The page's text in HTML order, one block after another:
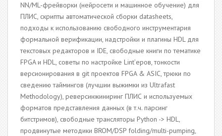
NN/ML-фрейворки (нейросети и машинное обучение) для
ПЛИС, скрипты автоматической сборки datasheets,
подходы к использованию свободного инструментария
формальной верификации, надстройки и плагины HDL для
текстовых редакторов и IDE, свободные книги по тематике
FPGA и HDL, советы по настройке Lint’еров, тонкости
версионирования в git проектов FPGA & ASIC, трюки по
сведению таймингов (лучшии выжимки из Ultrafast
Methodology), реверсинжиниринг ПЛИС и используемых
форматов представления данных (в т.ч. парсинг
битстримов), свободные трансляторы Python -> HDL,
продвинутые методики BROM/DSP folding/multi-pumping,